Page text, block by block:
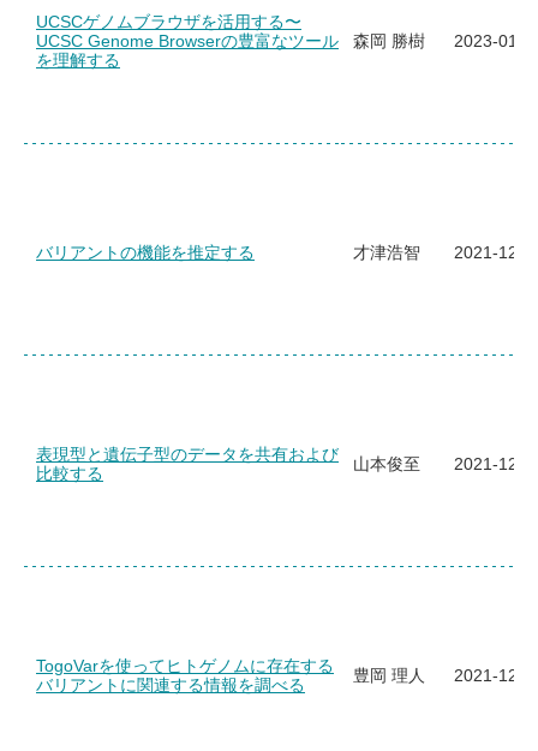
UCSCゲノムブラウザを活用する〜
UCSC Genome Browserの豊富なツール
を理解する
森岡 勝樹 2023-01-
バリアントの機能を推定する 才津浩智 2021-12-
表現型と遺伝子型のデータを共有および
比較する
山本俊至 2021-12-
TogoVarを使ってヒトゲノムに存在する
バリアントに関連する情報を調べる
豊岡 理人 2021-12-